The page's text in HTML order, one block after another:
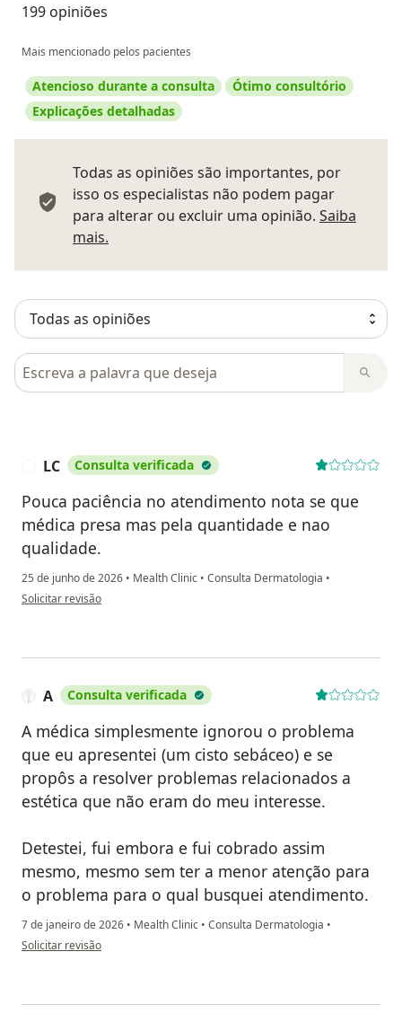
199 opiniões
Mais mencionado pelos pacientes
Atencioso durante a consulta
Ótimo consultório
Explicações detalhadas
Todas as opiniões são importantes, por
isso os especialistas não podem pagar
para alterar ou excluir uma opinião. Saiba
mais.
Pesquisar em opiniões
LC Consulta verificada
Pouca paciência no atendimento nota se que
médica presa mas pela quantidade e nao
qualidade.
25 de junho de 2026 • Mealth Clinic • Consulta Dermatologia •
na opinião do utilizador LC
Solicitar revisão
A Consulta verificada
A médica simplesmente ignorou o problema
que eu apresentei (um cisto sebáceo) e se
propôs a resolver problemas relacionados a
estética que não eram do meu interesse.
Detestei, fui embora e fui cobrado assim
mesmo, mesmo sem ter a menor atenção para
o problema para o qual busquei atendimento.
7 de janeiro de 2026 • Mealth Clinic • Consulta Dermatologia •
na opinião do utilizador A
Solicitar revisão